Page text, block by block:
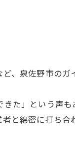
、泉佐野市の
た」という声
と綿密に打ち合